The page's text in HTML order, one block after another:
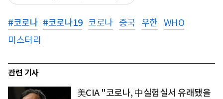
#코로나 #코로나19 코로나 중국 우한 WHO
미스터리
관련 기사
美CIA "코로나, 中실험실서 유래됐을